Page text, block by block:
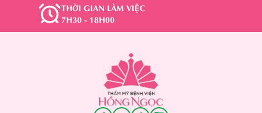
THỜI GIAN LÀM VIỆC
7H30 - 18H00